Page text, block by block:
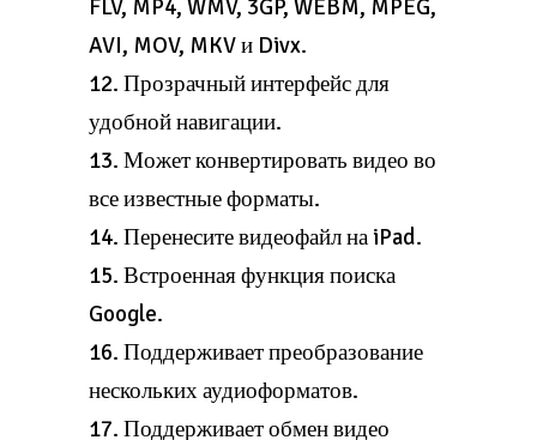
FLV, MP4, WMV, 3GP, WEBM, MPEG,
AVI, MOV, MKV и Divx.
12. Прозрачный интерфейс для
удобной навигации.
13. Может конвертировать видео во
все известные форматы.
14. Перенесите видеофайл на iPad.
15. Встроенная функция поиска
Google.
16. Поддерживает преобразование
нескольких аудиоформатов.
17. Поддерживает обмен видео